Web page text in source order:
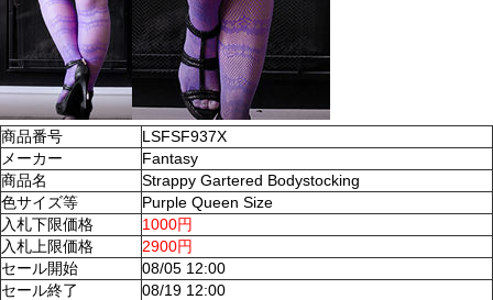
商品番号
LSFSF937X
メーカー
Fantasy
商品名
Strappy Gartered Bodystocking
色サイズ等
Purple Queen Size
入札下限価格
1000円
入札上限価格
2900円
セール開始
08/05 12:00
セール終了
08/19 12:00